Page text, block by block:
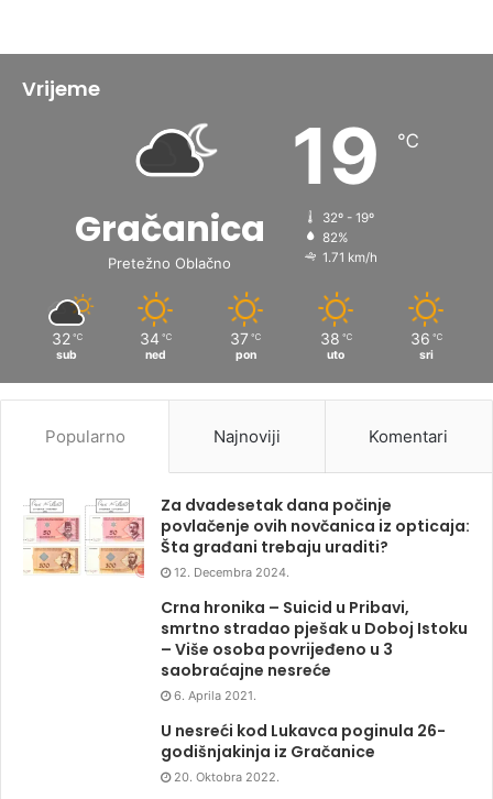
Vrijeme
Gračanica
Pretežno Oblačno
19 ℃
32º - 19º
82%
1.71 km/h
32 ℃
sub
34 ℃
ned
37 ℃
pon
38 ℃
uto
36 ℃
sri
Popularno Najnoviji Komentari
Za dvadesetak dana počinje
povlačenje ovih novčanica iz opticaja:
Šta građani trebaju uraditi?
12. Decembra 2024.
Crna hronika – Suicid u Pribavi,
smrtno stradao pješak u Doboj Istoku
– Više osoba povrijeđeno u 3
saobraćajne nesreće
6. Aprila 2021.
U nesreći kod Lukavca poginula 26-
godišnjakinja iz Gračanice
20. Oktobra 2022.